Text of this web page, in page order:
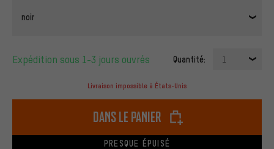
noir
Expédition sous 1-3 jours ouvrés Quantité: 1
Livraison impossible à États-Unis
dans le panier
PRESQUE ÉPUISÉ